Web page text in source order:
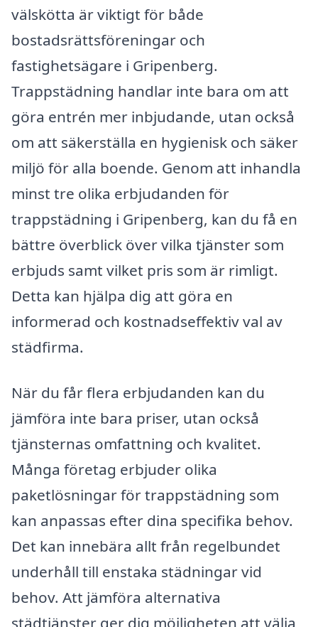
välskötta är viktigt för både
bostadsrättsföreningar och
fastighetsägare i Gripenberg.
Trappstädning handlar inte bara om att
göra entrén mer inbjudande, utan också
om att säkerställa en hygienisk och säker
miljö för alla boende. Genom att inhandla
minst tre olika erbjudanden för
trappstädning i Gripenberg, kan du få en
bättre överblick över vilka tjänster som
erbjuds samt vilket pris som är rimligt.
Detta kan hjälpa dig att göra en
informerad och kostnadseffektiv val av
städfirma.
När du får flera erbjudanden kan du
jämföra inte bara priser, utan också
tjänsternas omfattning och kvalitet.
Många företag erbjuder olika
paketlösningar för trappstädning som
kan anpassas efter dina specifika behov.
Det kan innebära allt från regelbundet
underhåll till enstaka städningar vid
behov. Att jämföra alternativa
städtjänster ger dig möjligheten att välja